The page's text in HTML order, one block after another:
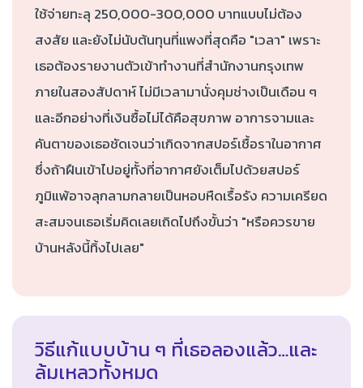
ใช้จ่ายทะลุ 250,000-300,000 บาทแบบไม่ต้อง
สงสัย และยังไม่นับต้นทุนที่แพงที่สุดคือ "เวลา" เพราะ
เธอต้องรายงานตัวเข้าทำงานที่สำนักงานกรุงเทพ
ภายในสองสัปดาห์ ไม่มีเวลามานั่งคุมช่างเป็นเดือน ๆ
และอีกอย่างที่เงินซื้อไม่ได้คือสุขภาพ อาการจามและ
คันตาของเธอชัดเจนว่าเกิดจากสปอร์เชื้อราในอากาศ
ซึ่งถ้าฝืนเข้าไปอยู่ทั้งที่อากาศยังเต็มไปด้วยสปอร์
ภูมิแพ้อาจลุกลามกลายเป็นหอบหืดเรื้อรัง ความเครียด
สะสมจนเธอเริ่มคิดเลยเถิดไปถึงขั้นว่า "หรือควรขาย
บ้านหลังนี้ทิ้งไปเลย"
วิธีแก้แบบบ้าน ๆ ที่เธอลองแล้ว…และ
ล้มเหลวทั้งหมด